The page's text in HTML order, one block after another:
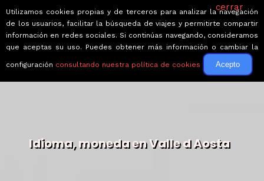
Idioma, moneda en Valle d Aosta
cerrar
Utilizamos cookies propias y de terceros para analizar la navegación
de los usuarios, facilitar la búsqueda de viajes y permitirte compartir
información en redes sociales. Si continúas navegando, consideramos
que aceptas su uso. Puedes obtener más información o cambiar la
configuración consultando nuestra política de cookies Acepto